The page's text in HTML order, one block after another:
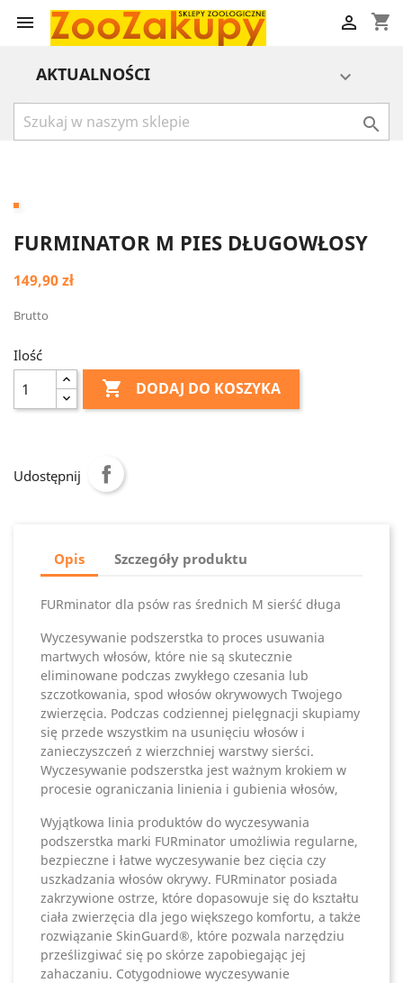
 shopping_cart

AKTUALNOŚCI 

FURMINATOR M PIES DŁUGOWŁOSY
149,90 zł
Brutto
Ilość
 DODAJ DO KOSZYKA
Udostępnij
Opis Szczegóły produktu
FURminator dla psów ras średnich M sierść długa
Wyczesywanie podszerstka to proces usuwania
martwych włosów, które nie są skutecznie
eliminowane podczas zwykłego czesania lub
szczotkowania, spod włosów okrywowych Twojego
zwierzęcia. Podczas codziennej pielęgnacji skupiamy
się przede wszystkim na usunięciu włosów i
zanieczyszczeń z wierzchniej warstwy sierści.
Wyczesywanie podszerstka jest ważnym krokiem w
procesie ograniczania linienia i gubienia włosów,
Wyjątkowa linia produktów do wyczesywania
podszerstka marki FURminator umożliwia regularne,
bezpieczne i łatwe wyczesywanie bez cięcia czy
uszkadzania włosów okrywy. FURminator posiada
zakrzywione ostrze, które dopasowuje się do kształtu
ciała zwierzęcia dla jego większego komfortu, a także
rozwiązanie SkinGuard®, które pozwala narzędziu
prześlizgiwać się po skórze zapobiegając jej
zahaczaniu. Cotygodniowe wyczesywanie